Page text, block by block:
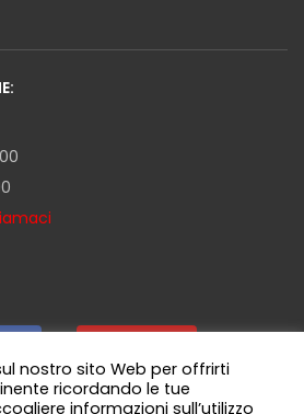
nostro sito Web per offrirti
ricordando le tue
informazioni sull’utilizzo